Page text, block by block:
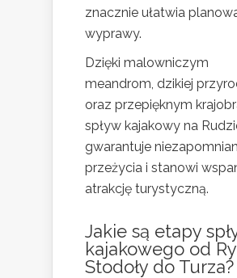
znacznie ułatwia
wyprawy.
Dzięki malowniczym
meandrom, dzikiej
oraz przepięknym
spływ kajakowy na
gwarantuje
przeżycia i stanowi
atrakcję turystyczną.
Jakie są etapy
kajakowego od
Stodoły do Turza?